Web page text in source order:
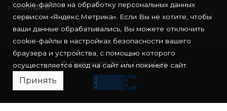
Контакты
© Copyright 2022 СкайБит
cookie-файлов на обработку персональных данных
сервисом «Яндекс.Метрика». Если Вы не хотите, чтобы
ваши данные обрабатывались, Вы можете отключить
cookie-файлы в настройках безопасности вашего
браузера и устройства, с помощью которого
осуществляется вход на сайт или покиньте сайт.
Принять